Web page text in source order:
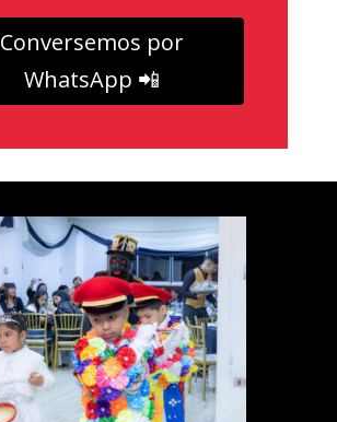
Conversemos por
WhatsApp 📲